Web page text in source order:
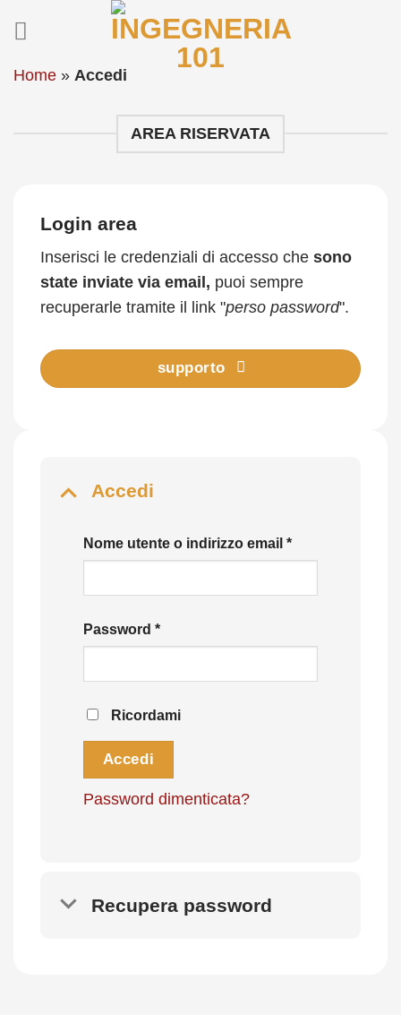
Home » Accedi
AREA RISERVATA
Login area
Inserisci le credenziali di accesso che sono
state inviate via email, puoi sempre
recuperarle tramite il link "perso password".
supporto
Accedi
Nome utente o indirizzo email*Richiesto
Password*Richiesto
Ricordami
Accedi
Password dimenticata?
Recupera password